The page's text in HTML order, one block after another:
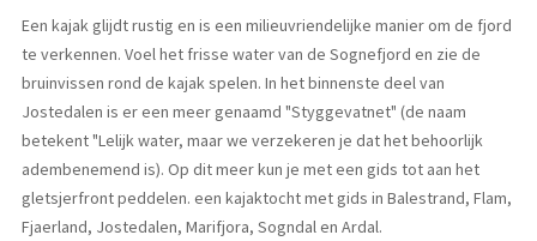
Een kajak glijdt rustig en is een milieuvriendelijke manier om de fjord
te verkennen. Voel het frisse water van de Sognefjord en zie de
bruinvissen rond de kajak spelen. In het binnenste deel van
Jostedalen is er een meer genaamd "Styggevatnet" (de naam
betekent "Lelijk water, maar we verzekeren je dat het behoorlijk
adembenemend is). Op dit meer kun je met een gids tot aan het
gletsjerfront peddelen. een kajaktocht met gids in Balestrand, Flam,
Fjaerland, Jostedalen, Marifjora, Sogndal en Ardal.